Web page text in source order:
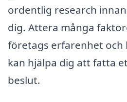
ordentlig research
dig. Attera många
företags erfarenhet och
kan hjälpa dig att fatta
beslut.